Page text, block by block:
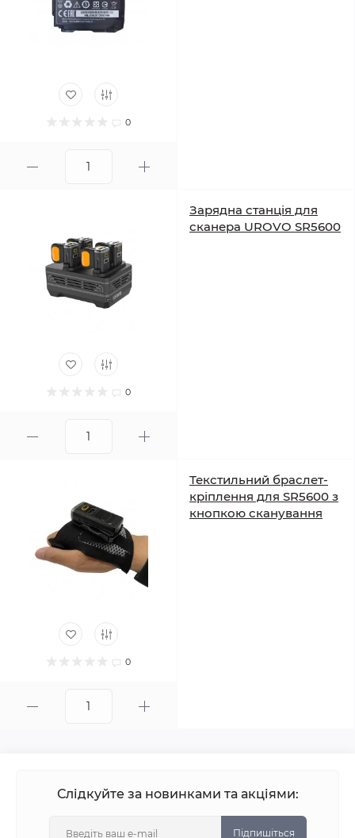
0
0
Зарядна станція для
сканера UROVO SR5600
0
Текстильний браслет-
кріплення для SR5600 з
кнопкою сканування
Слідкуйте за новинками та акціями:
Підпишіться